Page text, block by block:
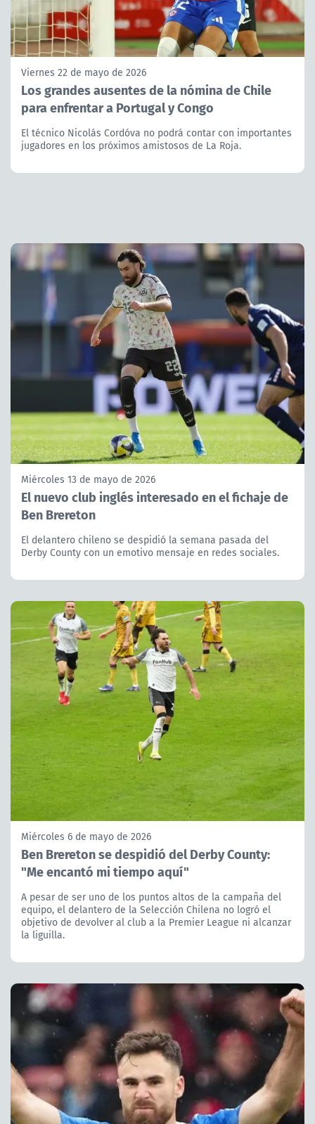
Viernes 22 de mayo de 2026
Los grandes ausentes de la nómina de Chile
para enfrentar a Portugal y Congo
El técnico Nicolás Cordóva no podrá contar con importantes
jugadores en los próximos amistosos de La Roja.
Miércoles 13 de mayo de 2026
El nuevo club inglés interesado en el fichaje de
Ben Brereton
El delantero chileno se despidió la semana pasada del
Derby County con un emotivo mensaje en redes sociales.
Miércoles 6 de mayo de 2026
Ben Brereton se despidió del Derby County:
"Me encantó mi tiempo aquí"
A pesar de ser uno de los puntos altos de la campaña del
equipo, el delantero de la Selección Chilena no logró el
objetivo de devolver al club a la Premier League ni alcanzar
la liguilla.